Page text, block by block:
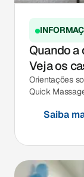
Quando a
Veja os
Orientações
Quick
Saiba